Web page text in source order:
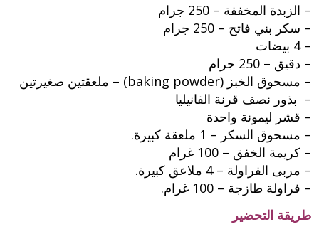
– الزبدة المخففة – 250 جرام
– سكر بني فاتح – 250 جرام
– 4 بيضات
– دقيق – 250 جرام
– مسحوق الخبز (baking powder) – ملعقتين صغيرتين
– بذور نصف قرنة الفانيليا
– قشر ليمونة واحدة
– مسحوق السكر – 1 ملعقة كبيرة.
– كريمة الخفق – 100 غرام
– مربى الفراولة – 4 ملاعق كبيرة.
– فراولة طازجة – 100 غرام.
طريقة التحضير